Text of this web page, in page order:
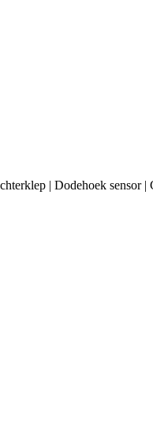
| Dodehoek sensor